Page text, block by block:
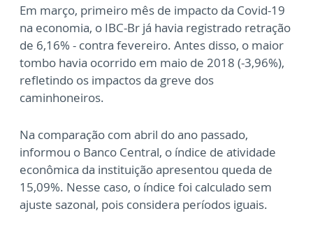
Em março, primeiro mês de impacto da Covid-19
na economia, o IBC-Br já havia registrado retração
de 6,16% - contra fevereiro. Antes disso, o maior
tombo havia ocorrido em maio de 2018 (-3,96%),
refletindo os impactos da greve dos
caminhoneiros.
Na comparação com abril do ano passado,
informou o Banco Central, o índice de atividade
econômica da instituição apresentou queda de
15,09%. Nesse caso, o índice foi calculado sem
ajuste sazonal, pois considera períodos iguais.